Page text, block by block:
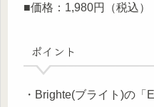
■価格：1,980円（税込）
ポイント
・Brighte(ブライト)の